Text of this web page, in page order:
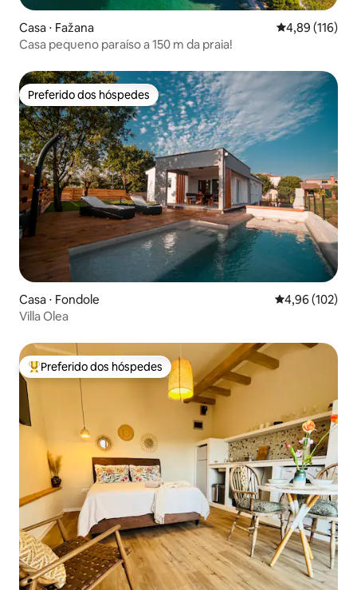
Casa ⋅ Fažana 4,89 de uma
4,89 (116)
Casa pequeno paraíso a 150 m da praia!
Preferido dos hóspedes
Preferido dos hóspedes
Casa ⋅ Fondole 4,96 de uma
4,96 (102)
Villa Olea
Entre os melhores preferidos dos hóspedes
Preferido dos hóspedes